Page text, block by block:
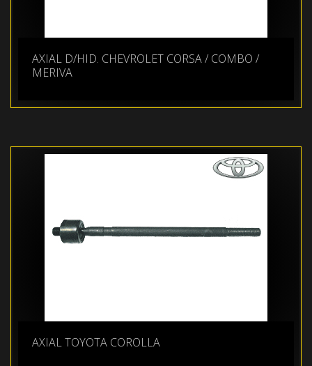
AXIAL D/HID. CHEVROLET CORSA / COMBO /
MERIVA
AXIAL TOYOTA COROLLA